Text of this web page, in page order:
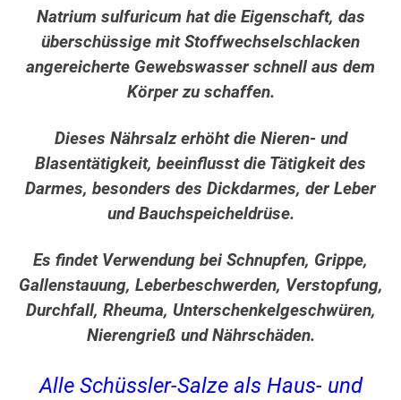
Natrium sulfuricum hat die Eigenschaft, das
überschüssige mit Stoffwechselschlacken
angereicherte Gewebswasser schnell aus dem
Körper zu schaffen.
Dieses Nährsalz erhöht die Nieren- und
Blasentätigkeit, beeinflusst die Tätigkeit des
Darmes, besonders des Dickdarmes, der Leber
und Bauchspeicheldrüse.
Es findet Verwendung bei Schnupfen, Grippe,
Gallenstauung, Leberbeschwerden, Verstopfung,
Durchfall, Rheuma, Unterschenkelgeschwüren,
Nierengrieß und Nährschäden.
Alle Schüssler-Salze als Haus- und